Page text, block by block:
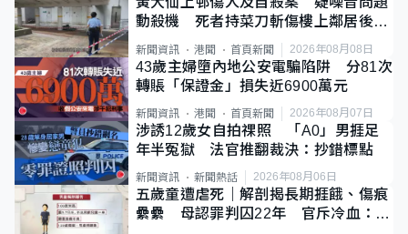
動殺機 死者持菜刀斬傷樓上鄰居後墮
新聞資訊 港聞 首頁新聞 2026年08月08日
43歲主婦墮內地公安電騙陷阱 分81次
轉賬「保證金」損失近6900萬元
新聞資訊 港聞 首頁新聞 2026年08月07日
涉誘12歲女自拍祼照 「A0」男捱足
年半冤獄 法官推翻裁決：抄錯標點
新聞資訊 新聞熱話 2026年08月06日
五歲童遭虐死｜解剖揭長期捱餓、傷痕
纍纍 母認罪判囚22年 官斥冷血：同